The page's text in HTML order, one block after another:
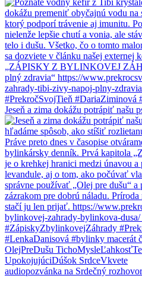
Jeseň a zima dokážu potrápiť našu
audiopozvánka na Srdečný